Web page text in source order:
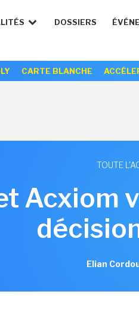
DOSSIERS
CARTE BLANCHE
TOUTE
Acxiom
Elian